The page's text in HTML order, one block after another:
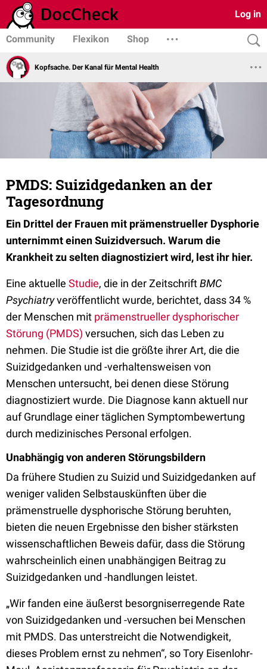
Log in
Community Flexikon Shop
Kopfsache. Der Kanal für Mental Health
PMDS: Suizidgedanken an der
Tagesordnung
Ein Drittel der Frauen mit prämenstrueller Dysphorie
unternimmt einen Suizidversuch. Warum die
Krankheit zu selten diagnostiziert wird, lest ihr hier.
Eine aktuelle Studie, die in der ZeitschriftBMC
Psychiatryveröffentlicht wurde, berichtet, dass 34 %
der Menschen mit prämenstrueller dysphorischer
Störung (PMDS) versuchen, sich das Leben zu
nehmen. Die Studie ist die größte ihrer Art, die die
Suizidgedanken und -verhaltensweisen von
Menschen untersucht, bei denen diese Störung
diagnostiziert wurde. Die Diagnose kann aktuell nur
auf Grundlage einer täglichen Symptombewertung
durch medizinisches Personal erfolgen.
Unabhängig von anderen Störungsbildern
Da frühere Studien zu Suizid und Suizidgedanken auf
weniger validen Selbstauskünften über die
prämenstruelle dysphorische Störung beruhten,
bieten die neuen Ergebnisse den bisher stärksten
wissenschaftlichen Beweis dafür, dass die Störung
wahrscheinlich einen unabhängigen Beitrag zu
Suizidgedanken und -handlungen leistet.
„Wir fanden eine äußerst besorgniserregende Rate
von Suizidgedanken und -versuchen bei Menschen
mit PMDS. Das unterstreicht die Notwendigkeit,
dieses Problem ernst zu nehmen“, so Tory Eisenlohr-